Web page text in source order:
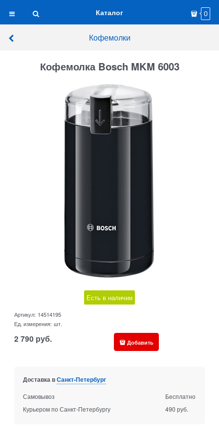
Каталог 0
Кофемолки
Кофемолка Bosch MKM 6003
Есть в наличии
Артикул: 14514195
Ед. измерения: шт.
2 790 руб. Добавить
Доставка вСанкт-Петербург
Самовывоз
Бесплатно
Курьером по Санкт-Петербургу
490 руб.